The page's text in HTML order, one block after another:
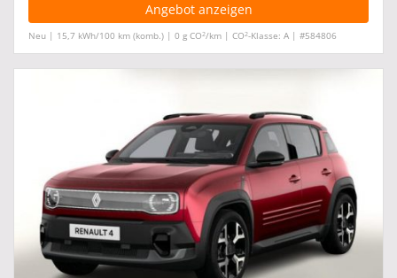
Angebot anzeigen
Neu | 15,7 kWh/100 km (komb.) | 0 g CO2/km | CO2-Klasse: A | #584806